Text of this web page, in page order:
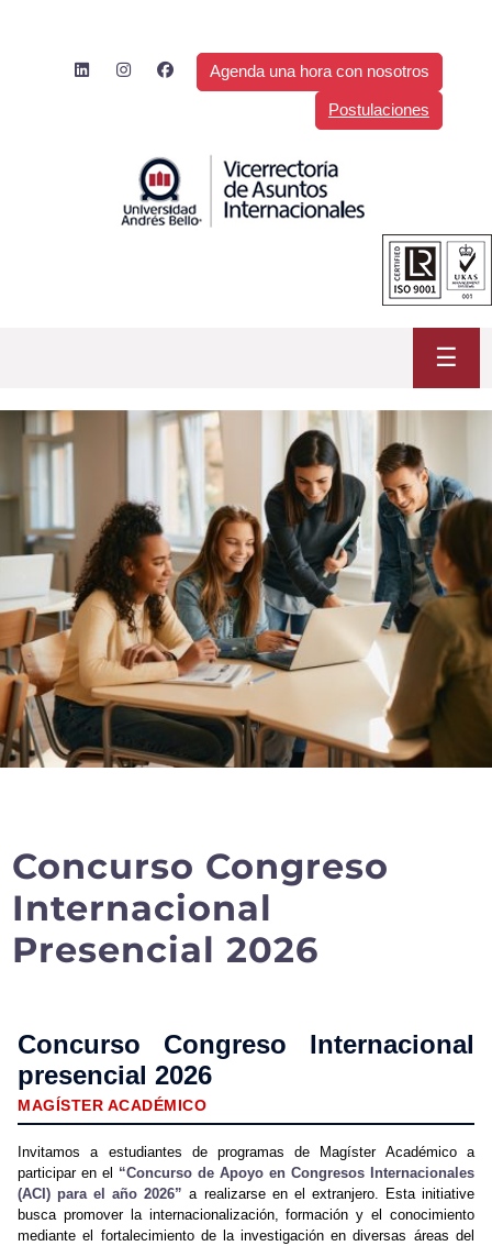
Agenda una hora con nosotros
Postulaciones
☰
Concurso Congreso
Internacional
Presencial 2026
Concurso Congreso Internacional
presencial 2026
MAGÍSTER ACADÉMICO
Invitamos a estudiantes de programas de Magíster Académico a
participar en el “Concurso de Apoyo en Congresos Internacionales
(ACI) para el año 2026” a realizarse en el extranjero. Esta initiative
busca promover la internacionalización, formación y el conocimiento
mediante el fortalecimiento de la investigación en diversas áreas del